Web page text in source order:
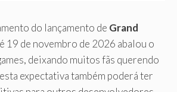
do lançamento de Grand
19 de novembro de 2026 abalou o
deixando muitos fãs querendo
expectativa também poderá ter